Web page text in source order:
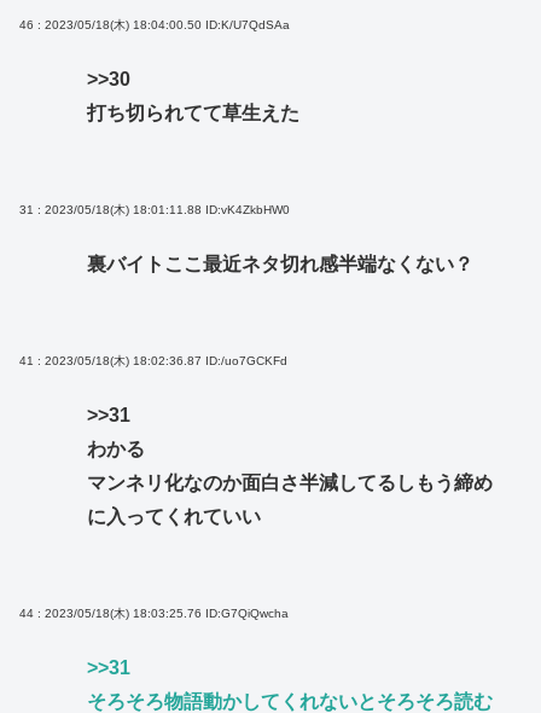
46 : 2023/05/18(木) 18:04:00.50 ID:K/U7QdSAa
>>30
打ち切られてて草生えた
31 : 2023/05/18(木) 18:01:11.88 ID:vK4ZkbHW0
裏バイトここ最近ネタ切れ感半端なくない？
41 : 2023/05/18(木) 18:02:36.87 ID:/uo7GCKFd
>>31
わかる
マンネリ化なのか面白さ半減してるしもう締め
に入ってくれていい
44 : 2023/05/18(木) 18:03:25.76 ID:G7QiQwcha
>>31
そろそろ物語動かしてくれないとそろそろ読む